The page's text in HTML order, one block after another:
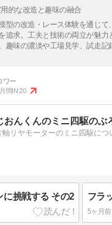
的な改造と趣味の融合
型の改造・レース体験を通じて
追求。工夫と技術の両立が魅力
趣味の濃淡や工場見学、試走記
月間IN:20
おんくんのミニ四駆のぶ
軸リヤモーターのミニ四駆につ
に挑戦する その2 フラ
5ヶ月前